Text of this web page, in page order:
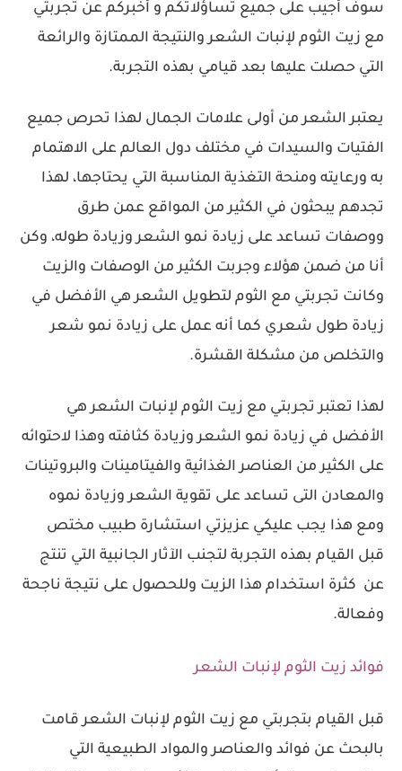
سوف أجيب على جميع تساؤلاتكم و أخبركم عن تجربتي
مع زيت الثوم لإنبات الشعر والنتيجة الممتازة والرائعة
التي حصلت عليها بعد قيامي بهذه التجربة.
يعتبر الشعر من أولى علامات الجمال لهذا تحرص جميع
الفتيات والسيدات في مختلف دول العالم على الاهتمام
به ورعايته ومنحة التغذية المناسبة التي يحتاجها، لهذا
تجدهم يبحثون في الكثير من المواقع عمن طرق
ووصفات تساعد على زيادة نمو الشعر وزيادة طوله، وكن
أنا من ضمن هؤلاء وجربت الكثير من الوصفات والزيت
وكانت تجربتي مع الثوم لتطويل الشعر هي الأفضل في
زيادة طول شعري كما أنه عمل على زيادة نمو شعر
والتخلص من مشكلة القشرة.
لهذا تعتبر تجربتي مع زيت الثوم لإنبات الشعر هي
الأفضل في زيادة نمو الشعر وزيادة كثافته وهذا لاحتوائه
على الكثير من العناصر الغذائية والفيتامينات والبروتينات
والمعادن التى تساعد على تقوية الشعر وزيادة نموه
ومع هذا يجب عليكي عزيزتي استشارة طبيب مختص
قبل القيام بهذه التجربة لتجنب الآثار الجانبية التي تنتج
عن كثرة استخدام هذا الزيت وللحصول على نتيجة ناجحة
وفعالة.
فوائد زيت الثوم لإنبات الشعر
قبل القيام بتجربتي مع زيت الثوم لإنبات الشعر قامت
بالبحث عن فوائد والعناصر والمواد الطبيعية التي